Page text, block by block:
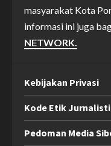
masyarakat Kota
informasi ini juga
NETWORK.
Kebijakan Privasi
Kode Etik
Pedoman Media